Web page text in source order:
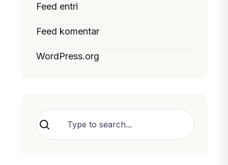
Feed entri
Feed komentar
WordPress.org
Cari